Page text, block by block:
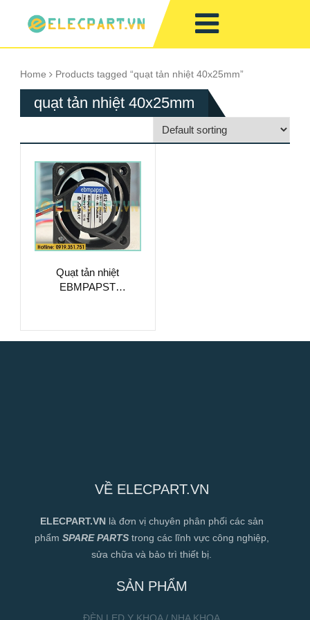
Home Products tagged “quạt tản nhiệt 40x25mm”
quạt tản nhiệt 40x25mm
Quạt tản nhiệt
EBMPAPST
VỀ ELECPART.VN
ELECPART.VN là đơn vị chuyên phân phối các sản
phẩm SPARE PARTStrong các lĩnh vực công nghiệp,
sửa chữa và bảo trì thiết bị.
SẢN PHẨM
ĐÈN LED Y KHOA / NHA KHOA